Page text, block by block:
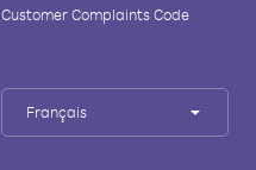
Customer Complaints Code
Français